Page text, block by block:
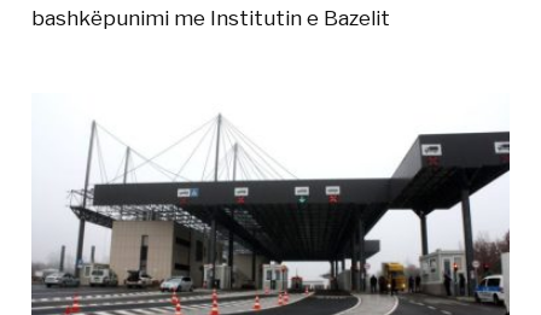
bashkëpunimi me Institutin e Bazelit